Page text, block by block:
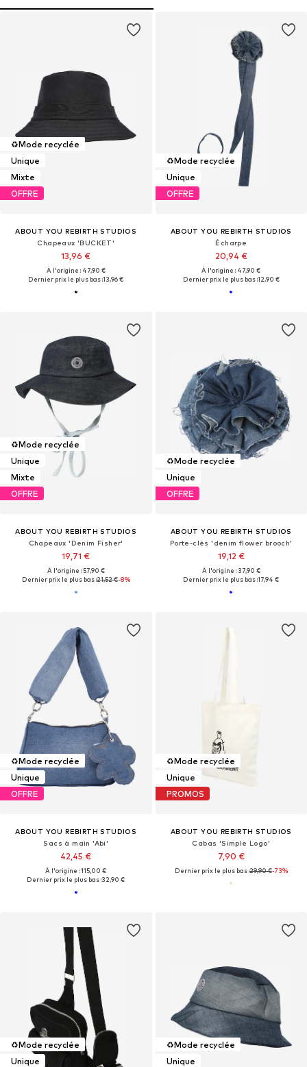
♻️Mode recyclée
Unique
Mixte
OFFRE
ABOUT YOU REBIRTH STUDIOS
Chapeaux 'BUCKET'
13,96 €
À l'origine : 47,90 €
Dernier prix le plus bas :13,96 €
♻️Mode recyclée
Unique
OFFRE
ABOUT YOU REBIRTH STUDIOS
Écharpe
20,94 €
À l'origine : 47,90 €
Dernier prix le plus bas :12,90 €
♻️Mode recyclée
Unique
Mixte
OFFRE
ABOUT YOU REBIRTH STUDIOS
Chapeaux 'Denim Fisher'
19,71 €
À l'origine : 57,90 €
Dernier prix le plus bas :21,52 €-8%
♻️Mode recyclée
Unique
OFFRE
ABOUT YOU REBIRTH STUDIOS
Porte-clés 'denim flower brooch'
19,12 €
À l'origine : 37,90 €
Dernier prix le plus bas :17,94 €
♻️Mode recyclée
Unique
OFFRE
ABOUT YOU REBIRTH STUDIOS
Sacs à main 'Abi'
42,45 €
À l'origine : 115,00 €
Dernier prix le plus bas :32,90 €
♻️Mode recyclée
Unique
PROMOS
ABOUT YOU REBIRTH STUDIOS
Cabas 'Simple Logo'
7,90 €
Dernier prix le plus bas :29,90 €-73%
♻️Mode recyclée
Unique
♻️Mode recyclée
Unique